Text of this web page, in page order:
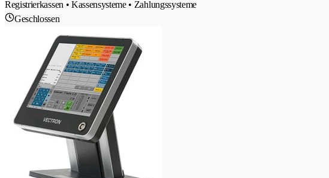
Registrierkassen • Kassensysteme • Zahlungssysteme
Geschlossen